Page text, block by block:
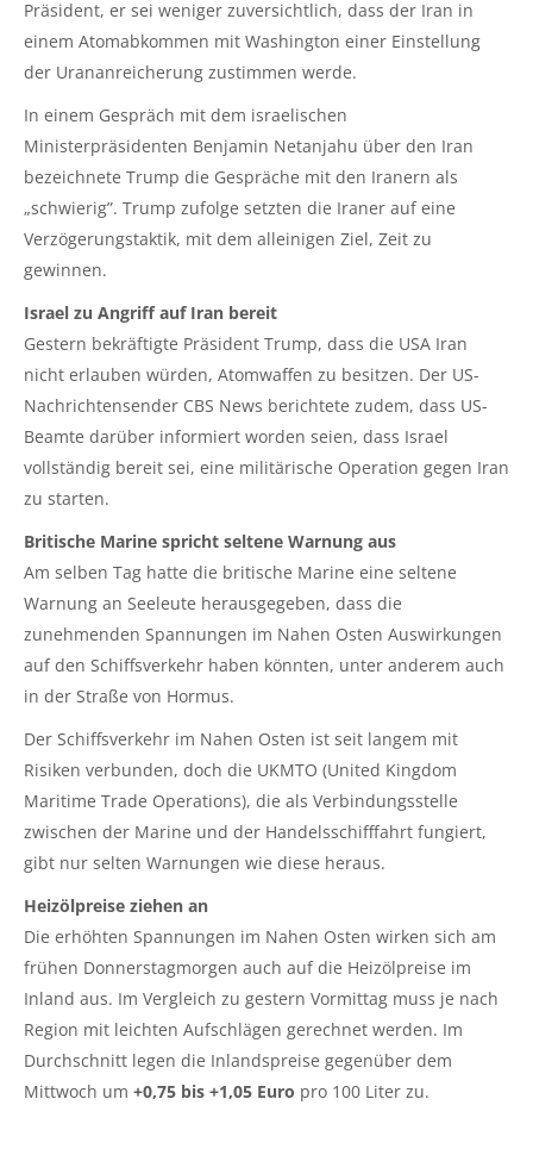
Präsident, er sei weniger zuversichtlich, dass der Iran in
einem Atomabkommen mit Washington einer Einstellung
der Urananreicherung zustimmen werde.
In einem Gespräch mit dem israelischen
Ministerpräsidenten Benjamin Netanjahu über den Iran
bezeichnete Trump die Gespräche mit den Iranern als
„schwierig”. Trump zufolge setzten die Iraner auf eine
Verzögerungstaktik, mit dem alleinigen Ziel, Zeit zu
gewinnen.
Israel zu Angriff auf Iran bereit
Gestern bekräftigte Präsident Trump, dass die USA Iran
nicht erlauben würden, Atomwaffen zu besitzen. Der US-
Nachrichtensender CBS News berichtete zudem, dass US-
Beamte darüber informiert worden seien, dass Israel
vollständig bereit sei, eine militärische Operation gegen Iran
zu starten.
Britische Marine spricht seltene Warnung aus
Am selben Tag hatte die britische Marine eine seltene
Warnung an Seeleute herausgegeben, dass die
zunehmenden Spannungen im Nahen Osten Auswirkungen
auf den Schiffsverkehr haben könnten, unter anderem auch
in der Straße von Hormus.
Der Schiffsverkehr im Nahen Osten ist seit langem mit
Risiken verbunden, doch die UKMTO (United Kingdom
Maritime Trade Operations), die als Verbindungsstelle
zwischen der Marine und der Handelsschifffahrt fungiert,
gibt nur selten Warnungen wie diese heraus.
Heizölpreise ziehen an
Die erhöhten Spannungen im Nahen Osten wirken sich am
frühen Donnerstagmorgen auch auf die Heizölpreise im
Inland aus. Im Vergleich zu gestern Vormittag muss je nach
Region mit leichten Aufschlägen gerechnet werden. Im
Durchschnitt legen die Inlandspreise gegenüber dem
Mittwoch um +0,75 bis +1,05 Euro pro 100 Liter zu.